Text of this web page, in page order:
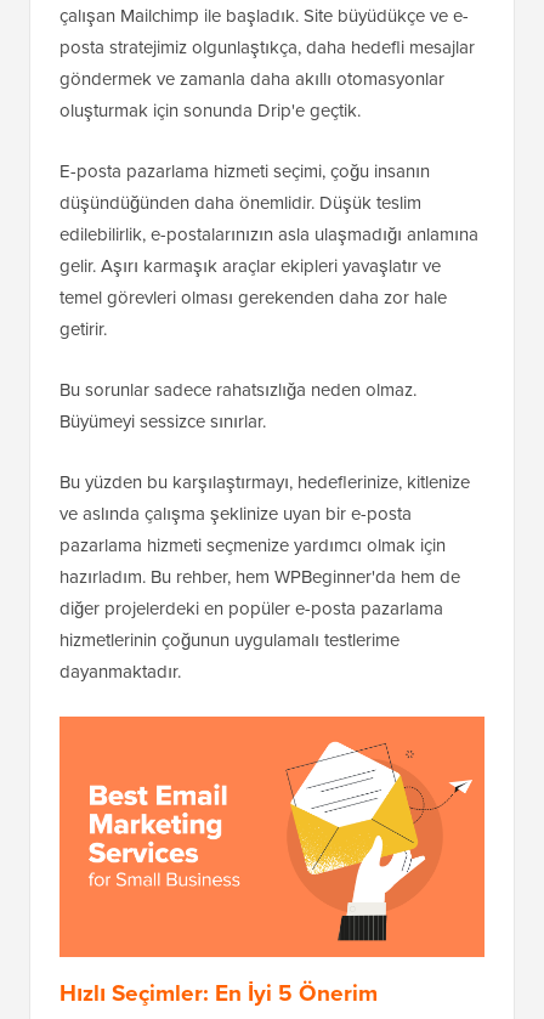
çalışan Mailchimp ile başladık. Site büyüdükçe ve e-
posta stratejimiz olgunlaştıkça, daha hedefli mesajlar
göndermek ve zamanla daha akıllı otomasyonlar
oluşturmak için sonunda Drip'e geçtik.
E-posta pazarlama hizmeti seçimi, çoğu insanın
düşündüğünden daha önemlidir. Düşük teslim
edilebilirlik, e-postalarınızın asla ulaşmadığı anlamına
gelir. Aşırı karmaşık araçlar ekipleri yavaşlatır ve
temel görevleri olması gerekenden daha zor hale
getirir.
Bu sorunlar sadece rahatsızlığa neden olmaz.
Büyümeyi sessizce sınırlar.
Bu yüzden bu karşılaştırmayı, hedeflerinize, kitlenize
ve aslında çalışma şeklinize uyan bir e-posta
pazarlama hizmeti seçmenize yardımcı olmak için
hazırladım. Bu rehber, hem WPBeginner'da hem de
diğer projelerdeki en popüler e-posta pazarlama
hizmetlerinin çoğunun uygulamalı testlerime
dayanmaktadır.
Hızlı Seçimler: En İyi 5 Önerim